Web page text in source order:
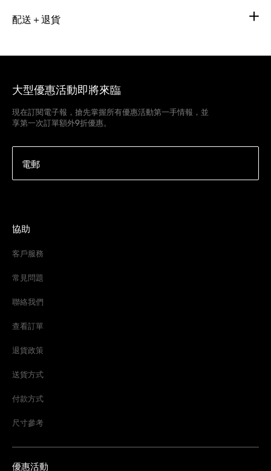
配送＋退貨
大型優惠活動即將來臨
現在訂閱電子報，搶先掌握所有優惠活動第一手情報，並
享第一次訂單額外9折優惠。
電郵
協助
客戶服務
常見問題
聯絡我們
查看訂單
退貨政策
送貨方式
付款方式
尺寸參考
優惠活動